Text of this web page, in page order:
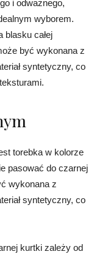
i odważnego,
wyborem.
blasku całej
być wykonana z
syntetyczny, co
torebka w kolorze
pasować do czarnej
wykonana z
syntetyczny, co
kurtki zależy od